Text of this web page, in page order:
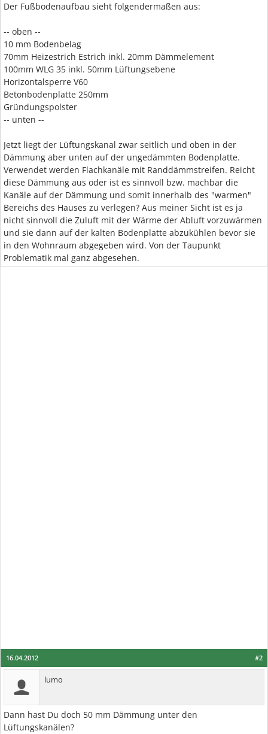
Der Fußbodenaufbau sieht folgendermaßen aus:
-- oben --
10 mm Bodenbelag
70mm Heizestrich Estrich inkl. 20mm Dämmelement
100mm WLG 35 inkl. 50mm Lüftungsebene
Horizontalsperre V60
Betonbodenplatte 250mm
Gründungspolster
-- unten --
Jetzt liegt der Lüftungskanal zwar seitlich und oben in der
Dämmung aber unten auf der ungedämmten Bodenplatte.
Verwendet werden Flachkanäle mit Randdämmstreifen. Reicht
diese Dämmung aus oder ist es sinnvoll bzw. machbar die
Kanäle auf der Dämmung und somit innerhalb des "warmen"
Bereichs des Hauses zu verlegen? Aus meiner Sicht ist es ja
nicht sinnvoll die Zuluft mit der Wärme der Abluft vorzuwärmen
und sie dann auf der kalten Bodenplatte abzukühlen bevor sie
in den Wohnraum abgegeben wird. Von der Taupunkt
Problematik mal ganz abgesehen.
#2
16.04.2012
lumo
Dann hast Du doch 50 mm Dämmung unter den
Lüftungskanälen?